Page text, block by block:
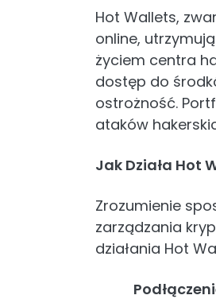
Hot Wallets,
online,
życiem centra
dostęp do
ostrożność.
ataków
Jak Działa Hot
Zrozumienie
zarządzania
działania Hot